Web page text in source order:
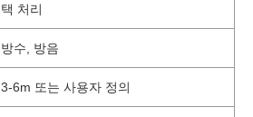
택 처리
방수, 방음
3-6m 또는 사용자 정의